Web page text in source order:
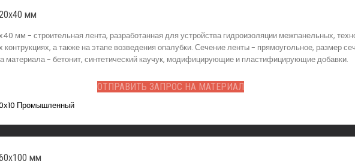
мм
мм - строительная лента, разработанная для устройства гидроизоляции межпанельных,
а также на этапе возведения опалубки. Сечение ленты - прямоугольное, размер
материала - бетонит, синтетический каучук, модифицирующие и пластифицирующие добавки.
ОТПРАВИТЬ ЗАПРОС НА МАТЕРИАЛ
мм